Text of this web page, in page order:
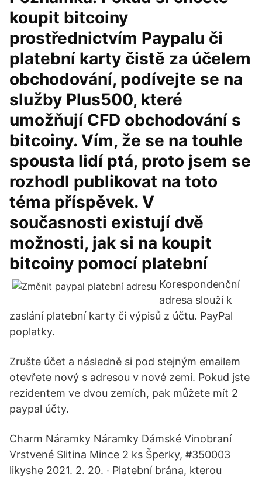
koupit bitcoiny
prostřednictvím Paypalu či
platební karty čistě za účelem
obchodování, podívejte se na
služby Plus500, které
umožňují CFD obchodování s
bitcoiny. Vím, že se na touhle
spousta lidí ptá, proto jsem se
rozhodl publikovat na toto
téma příspěvek. V
současnosti existují dvě
možnosti, jak si na koupit
bitcoiny pomocí platební
Korespondenční
adresa slouží k
zaslání platební karty či výpisů z účtu. PayPal
poplatky.
Zrušte účet a následně si pod stejným emailem
otevřete nový s adresou v nové zemi. Pokud jste
rezidentem ve dvou zemích, pak můžete mít 2
paypal účty.
Charm Náramky Náramky Dámské Vinobraní
Vrstvené Slitina Mince 2 ks Šperky, #350003
likyshe 2021. 2. 20. · Platební brána, kterou